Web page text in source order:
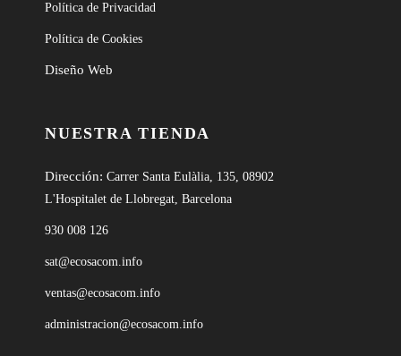
Política de Privacidad
Política de Cookies
Diseño Web
NUESTRA TIENDA
Dirección: Carrer Santa Eulàlia, 135, 08902
L'Hospitalet de Llobregat, Barcelona
930 008 126
sat@ecosacom.info
ventas@ecosacom.info
administracion@ecosacom.info